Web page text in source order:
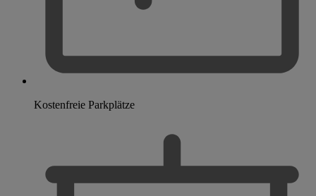
Kostenfreie Parkplätze